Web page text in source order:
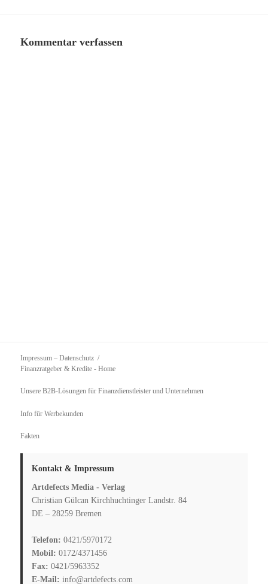
Kommentar verfassen
Impressum – Datenschutz
Finanzratgeber & Kredite - Home
Unsere B2B-Lösungen für Finanzdienstleister und Unternehmen
Info für Werbekunden
Fakten
Kontakt & Impressum
Artdefects Media - Verlag
Christian Gülcan Kirchhuchtinger Landstr. 84
DE – 28259 Bremen
Telefon: 0421/5970172
Mobil: 0172/4371456
Fax: 0421/5963352
E-Mail: info@artdefects.com